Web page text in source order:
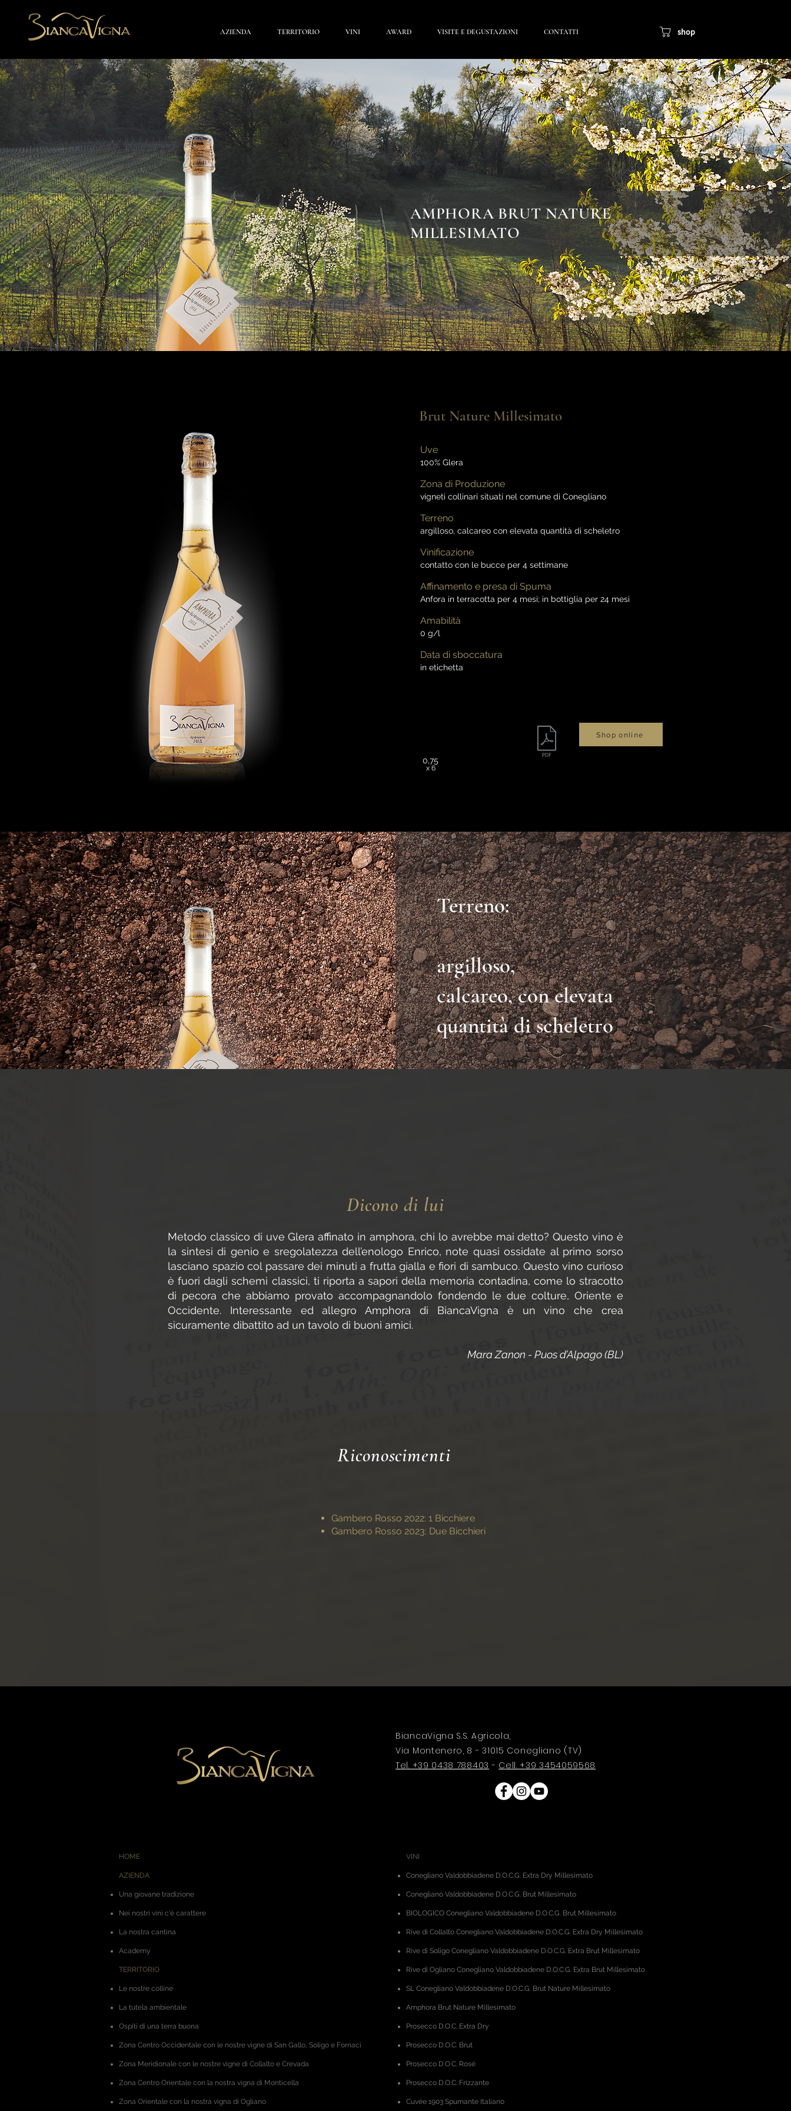
AZIENDA TERRITORIO VINI AWARD VISITE E DEGUSTAZIONI CONTATTI shop
Brut Nature Millesimato
Uve
100% Glera
Zona di Produzione
vigneti collinari situati nel comune di Conegliano
Terreno
argilloso, calcareo con elevata quantità di scheletro
Vinificazione
contatto con le bucce per 4 settimane
Affinamento e presa di Spuma
Anfora in terracotta per 4 mesi; in bottiglia per 24 mesi
Amabilità
0 g/l
Data di sboccatura
in etichetta
0,75
x 6
Shop online
AMPHORA BRUT NATURE
MILLESIMATO
Terreno:
argilloso,
calcareo, con elevata
quantità di scheletro
Dicono di lui
Metodo classico di uve Glera affinato in amphora, chi lo avrebbe mai detto? Questo vino è
la sintesi di genio e sregolatezza dell’enologo Enrico, note quasi ossidate al primo sorso
lasciano spazio col passare dei minuti a frutta gialla e fiori di sambuco. Questo vino curioso
è fuori dagli schemi classici, ti riporta a sapori della memoria contadina, come lo stracotto
di pecora che abbiamo provato accompagnandolo fondendo le due colture, Oriente e
Occidente. Interessante ed allegro Amphora di BiancaVigna è un vino che crea
sicuramente dibattito ad un tavolo di buoni amici.
Mara Zanon - Puos d’Alpago (BL)
Riconoscimenti
Gambero Rosso 2022: 1 Bicchiere
Gambero Rosso 2023: Due Bicchieri
BiancaVigna S.S. Agricola,
Via Montenero, 8 - 31015 Conegliano (TV)
Tel. +39 0438 788403 - Cell. +39 3454059568
HOME
AZIENDA
Una giovane tradizione
Nei nostri vini c'è carattere
La nostra cantina
Academy
TERRITORIO
Le nostre colline
La tutela ambientale
Ospiti di una terra buona
Zona Centro Occidentale con le nostre vigne di San Gallo, Soligo e Fornaci
Zona Meridionale con le nostre vigne di Collalto e Crevada
Zona Centro Orientale con la nostra vigna di Monticella
Zona Orientale con la nostra vigna di Ogliano
VINI
Conegliano Valdobbiadene D.O.C.G. Extra Dry Millesimato
Conegliano Valdobbiadene D.O.C.G. Brut Millesimato
BIOLOGICO Conegliano Valdobbiadene D.O.C.G. Brut Millesimato
Rive di Collalto Conegliano Valdobbiadene D.O.C.G. Extra Dry Millesimato
Rive di Soligo Conegliano Valdobbiadene D.O.C.G. Extra Brut Millesimato
Rive di Ogliano Conegliano Valdobbiadene D.O.C.G. Extra Brut Millesimato
SL Conegliano Valdobbiadene D.O.C.G. Brut Nature Millesimato
Amphora Brut Nature Millesimato
Prosecco D.O.C. Extra Dry
Prosecco D.O.C. Brut
Prosecco D.O.C. Rosé
Prosecco D.O.C. Frizzante
Cuvée 1903 Spumante Italiano